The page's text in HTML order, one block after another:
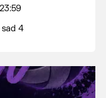
od
sad 4